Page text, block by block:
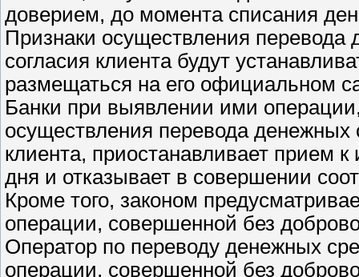
доверием, до момента списания
Признаки осуществления перевода
согласия клиента будут
размещаться на его официальном
Банки при выявлении ими
осуществления перевода денежных
клиента, приостанавливает прием
дня и отказывает в совершении
Кроме того, законом
операции, совершенной без
Оператор по переводу денежных
операции, совершенной без